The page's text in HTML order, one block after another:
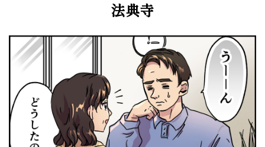
法典寺